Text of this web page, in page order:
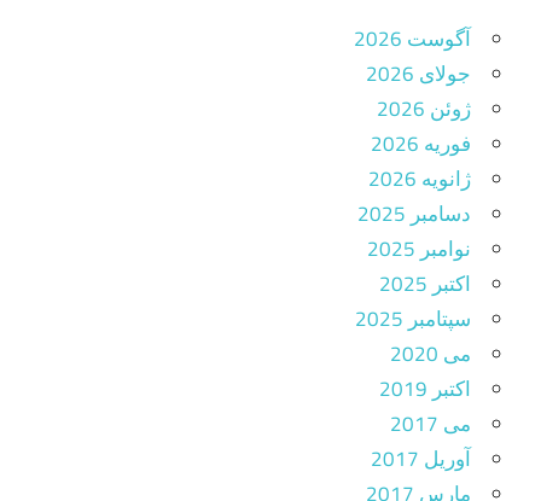
آگوست 2026
جولای 2026
ژوئن 2026
فوریه 2026
ژانویه 2026
دسامبر 2025
نوامبر 2025
اکتبر 2025
سپتامبر 2025
می 2020
اکتبر 2019
می 2017
آوریل 2017
مارس 2017